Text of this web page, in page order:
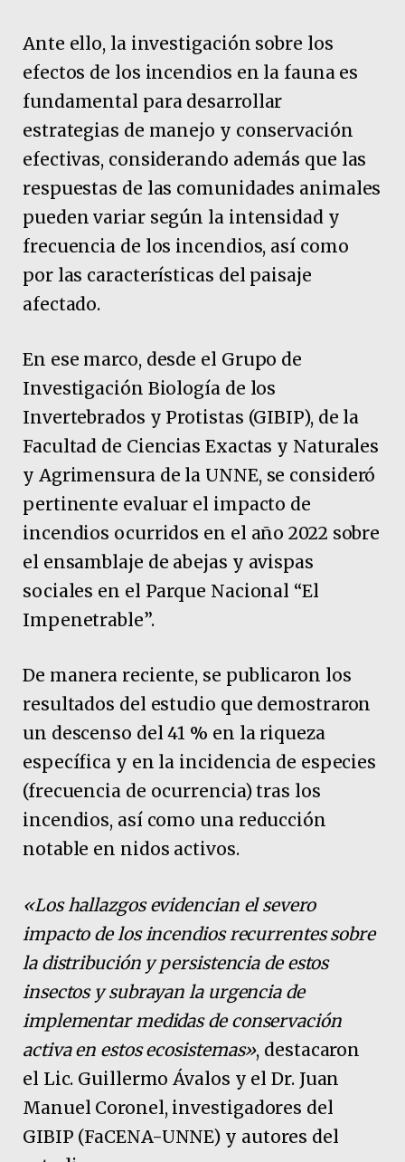
Ante ello, la investigación sobre los
efectos de los incendios en la fauna es
fundamental para desarrollar
estrategias de manejo y conservación
efectivas, considerando además que las
respuestas de las comunidades animales
pueden variar según la intensidad y
frecuencia de los incendios, así como
por las características del paisaje
afectado.
En ese marco, desde el Grupo de
Investigación Biología de los
Invertebrados y Protistas (GIBIP), de la
Facultad de Ciencias Exactas y Naturales
y Agrimensura de la UNNE, se consideró
pertinente evaluar el impacto de
incendios ocurridos en el año 2022 sobre
el ensamblaje de abejas y avispas
sociales en el Parque Nacional “El
Impenetrable”.
De manera reciente, se publicaron los
resultados del estudio que demostraron
un descenso del 41 % en la riqueza
específica y en la incidencia de especies
(frecuencia de ocurrencia) tras los
incendios, así como una reducción
notable en nidos activos.
«Los hallazgos evidencian el severo
impacto de los incendios recurrentes sobre
la distribución y persistencia de estos
insectos y subrayan la urgencia de
implementar medidas de conservación
activa en estos ecosistemas», destacaron
el Lic. Guillermo Ávalos y el Dr. Juan
Manuel Coronel, investigadores del
GIBIP (FaCENA-UNNE) y autores del